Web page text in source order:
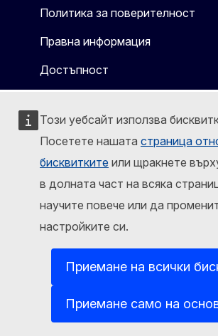
Този уебсайт използва
Посетете нашата страница
бисквитките или щракнете
в долната част на всяка
научите повече или да
настройките си.
Приемане на всички
Приемане само на
Политика за поверителност
Правна информация
Достъпност